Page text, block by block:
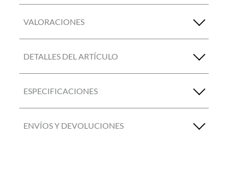
VALORACIONES
DETALLES DEL ARTÍCULO
ESPECIFICACIONES
ENVÍOS Y DEVOLUCIONES